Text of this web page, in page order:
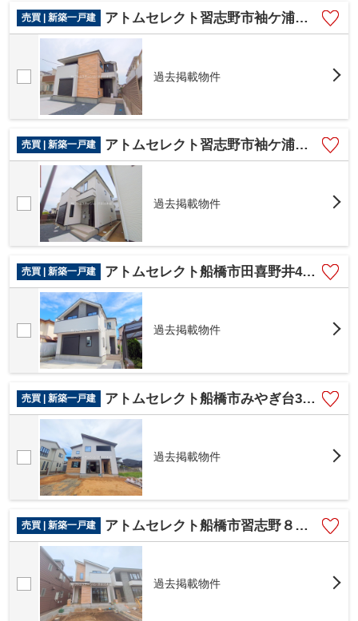
売買 | 新築一戸建 アトムセレクト習志野市袖ケ浦８期 2号棟
過去掲載物件
売買 | 新築一戸建 アトムセレクト習志野市袖ケ浦８期 １号棟
過去掲載物件
売買 | 新築一戸建 アトムセレクト船橋市田喜野井4期 1号棟
過去掲載物件
売買 | 新築一戸建 アトムセレクト船橋市みやぎ台3期 1号棟
過去掲載物件
売買 | 新築一戸建 アトムセレクト船橋市習志野８期 2号棟
過去掲載物件